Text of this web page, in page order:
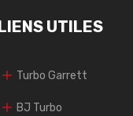
LIENS UTILES
Turbo Garrett
BJ Turbo